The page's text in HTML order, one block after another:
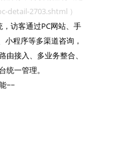
2703.shtml ）
，访客通过PC网站、手
小程序等多渠道咨询，
接入、多业务整合、
统一管理。
~~